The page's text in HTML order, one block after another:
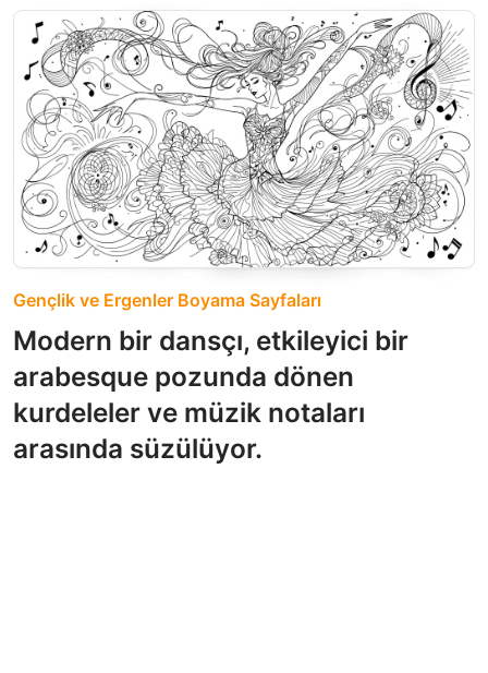
Gençlik ve Ergenler Boyama Sayfaları
Modern bir dansçı, etkileyici bir
arabesque pozunda dönen
kurdeleler ve müzik notaları
arasında süzülüyor.